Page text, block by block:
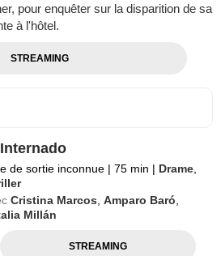
pour enquêter sur la disparition de sa
à l'hôtel.
STREAMING
de sortie inconnue | 75 min | Drame
Cristina Marcos ,Amparo Baró
Millán
STREAMING